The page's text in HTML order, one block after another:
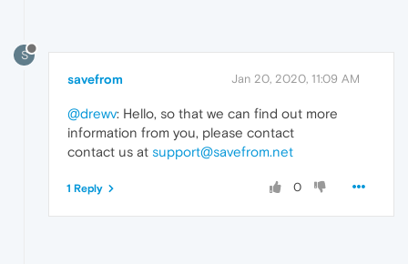
S
savefrom Jan 20, 2020, 11:09 AM
@drewv: Hello, so that we can find out more
information from you, please contact
contact us at support@savefrom.net
0
1 Reply